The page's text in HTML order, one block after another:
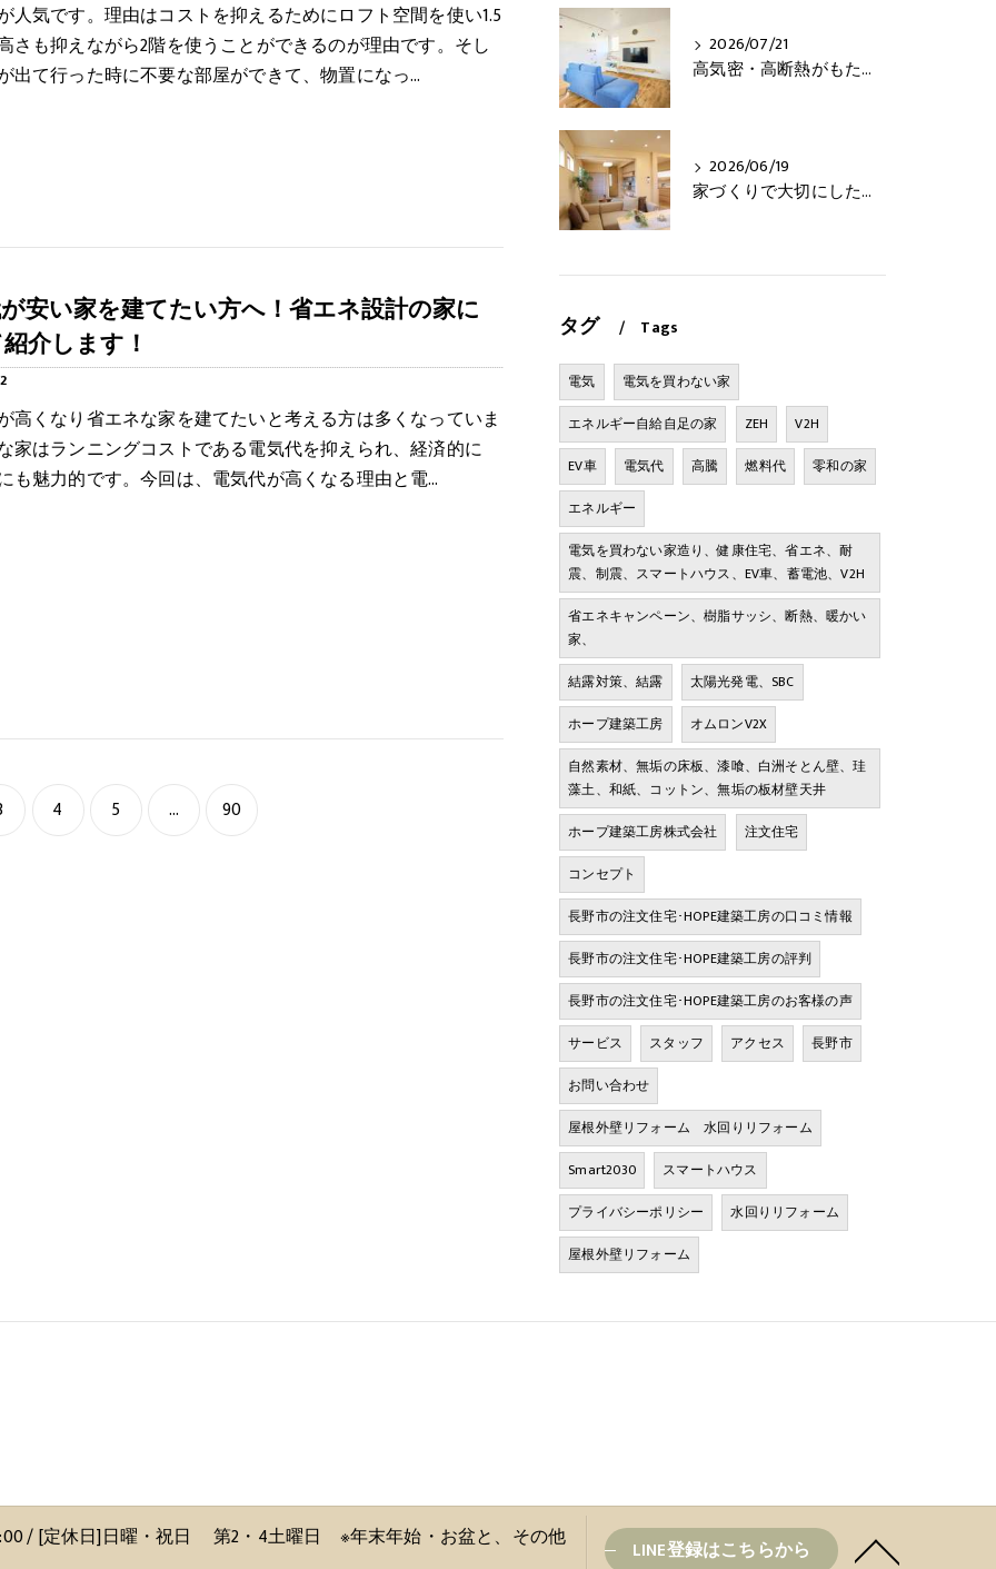
人気です。理由はコストを抑えるためにロフト空間を使い1.5
さも抑えながら2階を使うことができるのが理由です。そし
出て行った時に不要な部屋ができて、物置になっ…
安い家を建てたい方へ！省エネ設計の家に
介します！
高くなり省エネな家を建てたいと考える方は多くなっていま
家はランニングコストである電気代を抑えられ、経済的に
も魅力的です。今回は、電気代が高くなる理由と電…
4 5 ... 90
2026/07/21
高気密・高断熱がもたらす3つの快適さとは？
2026/06/19
家づくりで大切にしたいこと
タグ Tags
電気
電気を買わない家
エネルギー自給自足の家
ZEH
V2H
EV車
電気代 高騰 燃料代
零和の家
エネルギー
電気を買わない家造り、健康住宅、省エネ、耐
震、制震、スマートハウス、EV車、蓄電池、V2H
省エネキャンペーン、樹脂サッシ、断熱、暖かい
家、
結露対策、結露
太陽光発電、SBC
ホープ建築工房
オムロンV2X
自然素材、無垢の床板、漆喰、白洲そとん壁、珪
藻土、和紙、コットン、無垢の板材壁天井
ホープ建築工房株式会社
注文住宅
コンセプト
長野市の注文住宅･HOPE建築工房の口コミ情報
長野市の注文住宅･HOPE建築工房の評判
長野市の注文住宅･HOPE建築工房のお客様の声
サービス
スタッフ アクセス
長野市
お問い合わせ
屋根外壁リフォーム 水回りリフォーム
Smart2030
スマートハウス
プライバシーポリシー
水回りリフォーム
屋根外壁リフォーム
/ [定休日]日曜・祝日 第2・4土曜日 ※年末年始・お盆と、その他 LINE登録はこちらから